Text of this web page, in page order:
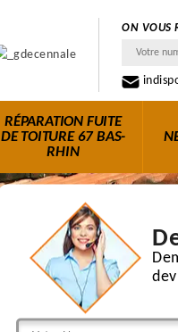
ON VOUS
RÉPARATION FUITE
DE TOITURE 67 BAS-
RHIN